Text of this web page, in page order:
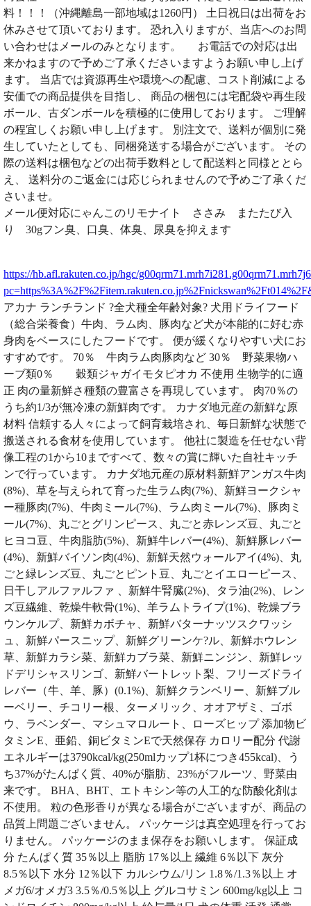
料！！！（沖縄離島一部地域は1260円） 土日祝日は出荷をお
休みさせて頂いております。 恐れ入りますが、当店へのお問
い合わせはメールのみとなります。 お電話での対応は出
来かねますので予めご了承くださいますようお願い申し上げ
ます。 当店では資源再生や環境への配慮、コスト削減による
安価での商品提供を目指し、 商品の梱包には宅配袋や再生段
ボール、古ダンボールを積極的に使用しております。 ご理解
の程宜しくお願い申し上げます。 別注文で、送料が個別に発
生していたとしても、同梱発送する場合がございます。 その
際の送料は梱包などの出荷手数料として配送料と同様ととら
え、 送料分のご返金には応じられませんので予めご了承くだ
さいませ。
メール便対応にゃんこのリモナイト ささみ またたび入
り 30gフン臭、口臭、体臭、尿臭を抑えます
https://hb.afl.rakuten.co.jp/hgc/
アカナ ランチランド ?全犬種全年齢対象? 犬用ドライフード
（総合栄養食）牛肉、ラム肉、豚肉など犬が本能的に好む赤
身肉をベースにしたフードです。 便が緩くなりやすい犬にお
すすめです。 70％ 牛肉ラム肉豚肉など 30％ 野菜果物ハ
ーブ類0％ 穀類ジャガイモタピオカ 不使用 生物学的に適
正 肉の量新鮮さ種類の豊富さを再現しています。 肉70％の
うち約1/3が無冷凍の新鮮肉です。 カナダ地元産の新鮮な原
材料 信頼する人々によって飼育栽培され、毎日新鮮な状態で
搬送される食材を使用しています。 他社に製造を任せない背
像工程の1から10まですべて、数々の賞に輝いた自社キッチ
ンで行っています。 カナダ地元産の原材料新鮮アンガス牛肉
(8%)、草を与えられて育った生ラム肉(7%)、新鮮ヨークシャ
ー種豚肉(7%)、牛肉ミール(7%)、ラム肉ミール(7%)、豚肉ミ
ール(7%)、丸ごとグリンピース、丸ごと赤レンズ豆、丸ごと
ヒヨコ豆、牛肉脂肪(5%)、新鮮牛レバー(4%)、新鮮豚レバー
(4%)、新鮮バイソン肉(4%)、新鮮天然ウォールアイ(4%)、丸
ごと緑レンズ豆、丸ごとピント豆、丸ごとイエローピース、
日干しアルファルファ 、新鮮牛腎臓(2%)、タラ油(2%)、レン
ズ豆繊維、乾燥牛軟骨(1%)、羊ラムトライプ(1%)、乾燥ブラ
ウンケルプ、新鮮カボチャ、新鮮バターナッツスクワッシ
ュ、新鮮パースニップ、新鮮グリーンケ?ル、新鮮ホウレン
草、新鮮カラシ菜、新鮮カブラ菜、新鮮ニンジン、新鮮レッ
ドデリシャスリンゴ、新鮮バートレット梨、フリーズドライ
レバー（牛、羊、豚）(0.1%)、新鮮クランベリー、新鮮ブル
ーベリー、チコリー根、ターメリック、オオアザミ、ゴボ
ウ、ラベンダー、マシュマロルート、ローズヒップ 添加物ビ
タミンE、亜鉛、銅ビタミンEで天然保存 カロリー配分 代謝
エネルギーは3790kcal/kg(250mlカップ1杯につき455kcal)、う
ち37%がたんぱく質、40%が脂肪、23%がフルーツ、野菜由
来です。 BHA、BHT、エトキシン等の人工的な防酸化剤は
不使用。 粒の色形香りが異なる場合がございますが、商品の
品質上問題ございません。 パッケージは真空処理を行ってお
りません。 パッケージのまま保存をお願いします。 保証成
分 たんぱく質 35％以上 脂肪 17％以上 繊維 6％以下 灰分
8.5％以下 水分 12％以下 カルシウム/リン 1.8％/1.3％以上 オ
メガ6/オメガ3 3.5％/0.5％以上 グルコサミン 600mg/kg以上 コ